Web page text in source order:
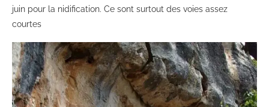
juin pour la nidification. Ce sont surtout des voies assez
courtes